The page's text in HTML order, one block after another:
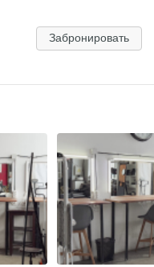
Забронировать